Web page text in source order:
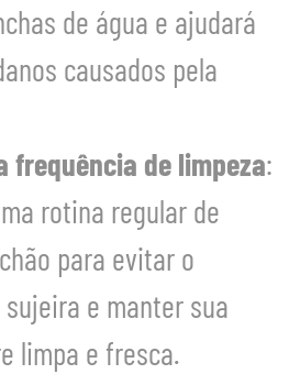
de água e ajudará
causados pela
frequência de limpeza:
rotina regular de
para evitar o
sujeira e manter sua
limpa e fresca.